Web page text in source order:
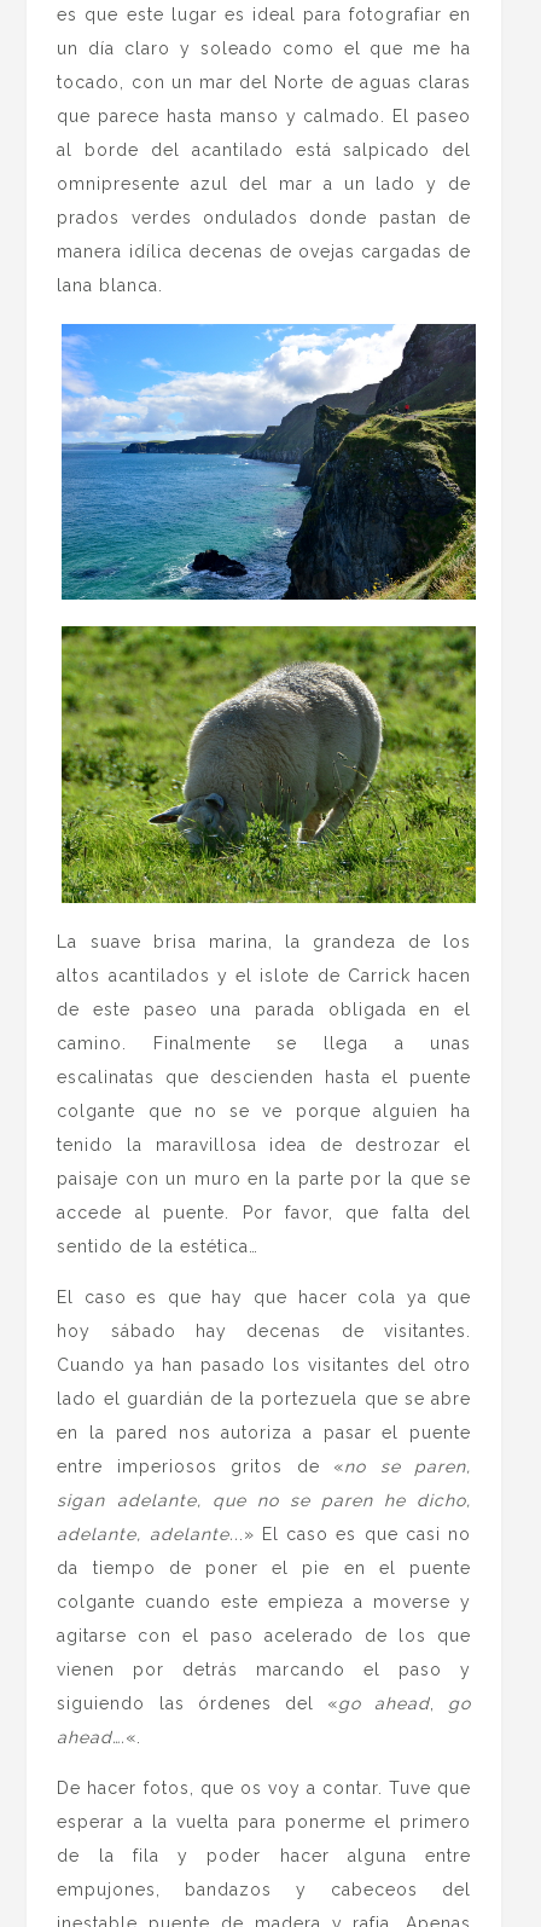
es que este lugar es ideal para fotografiar en
un día claro y soleado como el que me ha
tocado, con un mar del Norte de aguas claras
que parece hasta manso y calmado. El paseo
al borde del acantilado está salpicado del
omnipresente azul del mar a un lado y de
prados verdes ondulados donde pastan de
manera idílica decenas de ovejas cargadas de
lana blanca.
La suave brisa marina, la grandeza de los
altos acantilados y el islote de Carrick hacen
de este paseo una parada obligada en el
camino. Finalmente se llega a unas
escalinatas que descienden hasta el puente
colgante que no se ve porque alguien ha
tenido la maravillosa idea de destrozar el
paisaje con un muro en la parte por la que se
accede al puente. Por favor, que falta del
sentido de la estética…
El caso es que hay que hacer cola ya que
hoy sábado hay decenas de visitantes.
Cuando ya han pasado los visitantes del otro
lado el guardián de la portezuela que se abre
en la pared nos autoriza a pasar el puente
entre imperiosos gritos de «no se paren,
sigan adelante, que no se paren he dicho,
adelante, adelante.. .» El caso es que casi no
da tiempo de poner el pie en el puente
colgante cuando este empieza a moverse y
agitarse con el paso acelerado de los que
vienen por detrás marcando el paso y
siguiendo las órdenes del «go ahead
go
ahead….«.
De hacer fotos, que os voy a contar. Tuve que
esperar a la vuelta para ponerme el primero
de la fila y poder hacer alguna entre
empujones, bandazos y cabeceos del
inestable puente de madera y rafia. Apenas